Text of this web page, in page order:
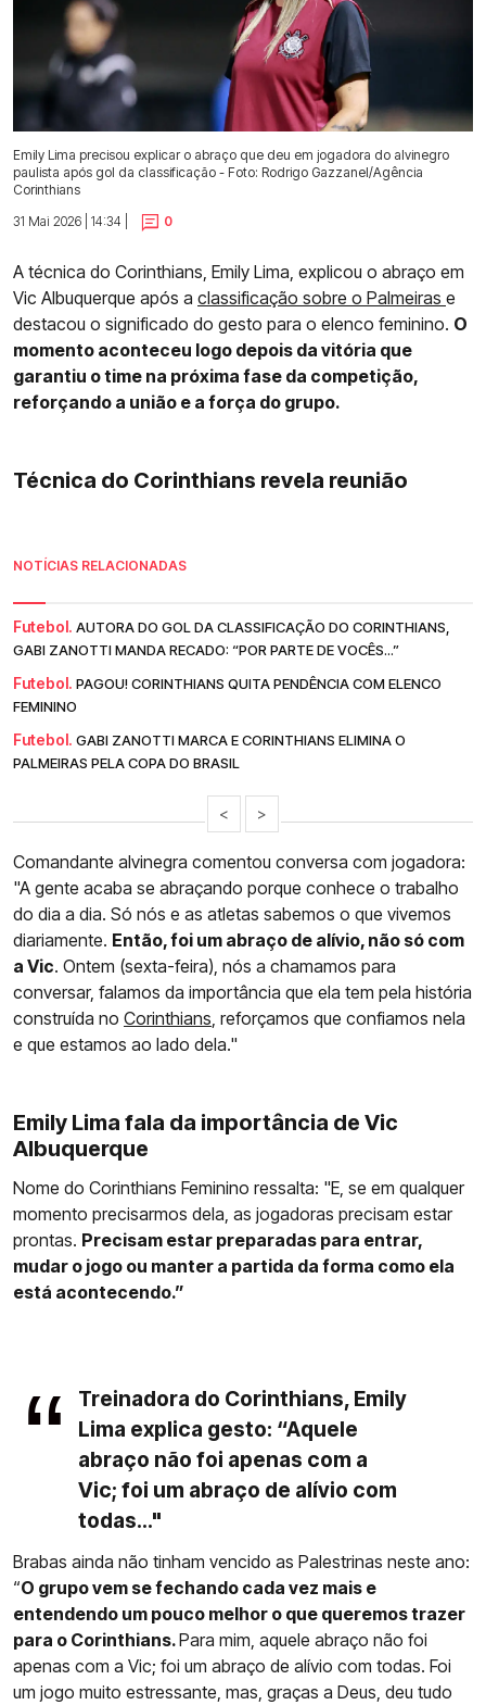
Emily Lima precisou explicar o abraço que deu em jogadora do alvinegro
paulista após gol da classificação - Foto: Rodrigo Gazzanel/Agência
Corinthians
31 Mai 2026 | 14:34 |
0
A técnica do Corinthians, Emily Lima, explicou o abraço em
Vic Albuquerque após a classificação sobre o Palmeiras e
destacou o significado do gesto para o elenco feminino. O
momento aconteceu logo depois da vitória que
garantiu o time na próxima fase da competição,
reforçando a união e a força do grupo.
Técnica do Corinthians revela reunião
NOTÍCIAS RELACIONADAS
Futebol. AUTORA DO GOL DA CLASSIFICAÇÃO DO CORINTHIANS,
GABI ZANOTTI MANDA RECADO: “POR PARTE DE VOCÊS...”
Futebol. PAGOU! CORINTHIANS QUITA PENDÊNCIA COM ELENCO
FEMININO
Futebol. GABI ZANOTTI MARCA E CORINTHIANS ELIMINA O
PALMEIRAS PELA COPA DO BRASIL
< >
Comandante alvinegra comentou conversa com jogadora:
"A gente acaba se abraçando porque conhece o trabalho
do dia a dia. Só nós e as atletas sabemos o que vivemos
diariamente. Então, foi um abraço de alívio, não só com
a Vic. Ontem (sexta-feira), nós a chamamos para
conversar, falamos da importância que ela tem pela história
construída no Corinthians , reforçamos que confiamos nela
e que estamos ao lado dela."
Emily Lima fala da importância de Vic
Albuquerque
Nome do Corinthians Feminino ressalta: "E, se em qualquer
momento precisarmos dela, as jogadoras precisam estar
prontas. Precisam estar preparadas para entrar,
mudar o jogo ou manter a partida da forma como ela
está acontecendo.”
Treinadora do Corinthians, Emily
Lima explica gesto: “Aquele
abraço não foi apenas com a
Vic; foi um abraço de alívio com
todas..."
Brabas ainda não tinham vencido as Palestrinas neste ano:
“O grupo vem se fechando cada vez mais e
entendendo um pouco melhor o que queremos trazer
para o Corinthians.Para mim, aquele abraço não foi
apenas com a Vic; foi um abraço de alívio com todas. Foi
um jogo muito estressante, mas, graças a Deus, deu tudo